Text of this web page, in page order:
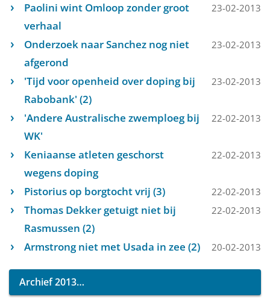
Paolini wint Omloop zonder groot
verhaal
23-02-2013
Onderzoek naar Sanchez nog niet
afgerond
23-02-2013
'Tijd voor openheid over doping bij
Rabobank' (2)
23-02-2013
'Andere Australische zwemploeg bij
WK'
22-02-2013
Keniaanse atleten geschorst
wegens doping
22-02-2013
Pistorius op borgtocht vrij (3) 22-02-2013
Thomas Dekker getuigt niet bij
Rasmussen (2)
22-02-2013
Armstrong niet met Usada in zee (2) 20-02-2013
Archief 2013